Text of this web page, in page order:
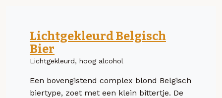
Lichtgekleurd Belgisch
Bier
Lichtgekleurd, hoog alcohol
Een bovengistend complex blond Belgisch
biertype, zoet met een klein bittertje. De